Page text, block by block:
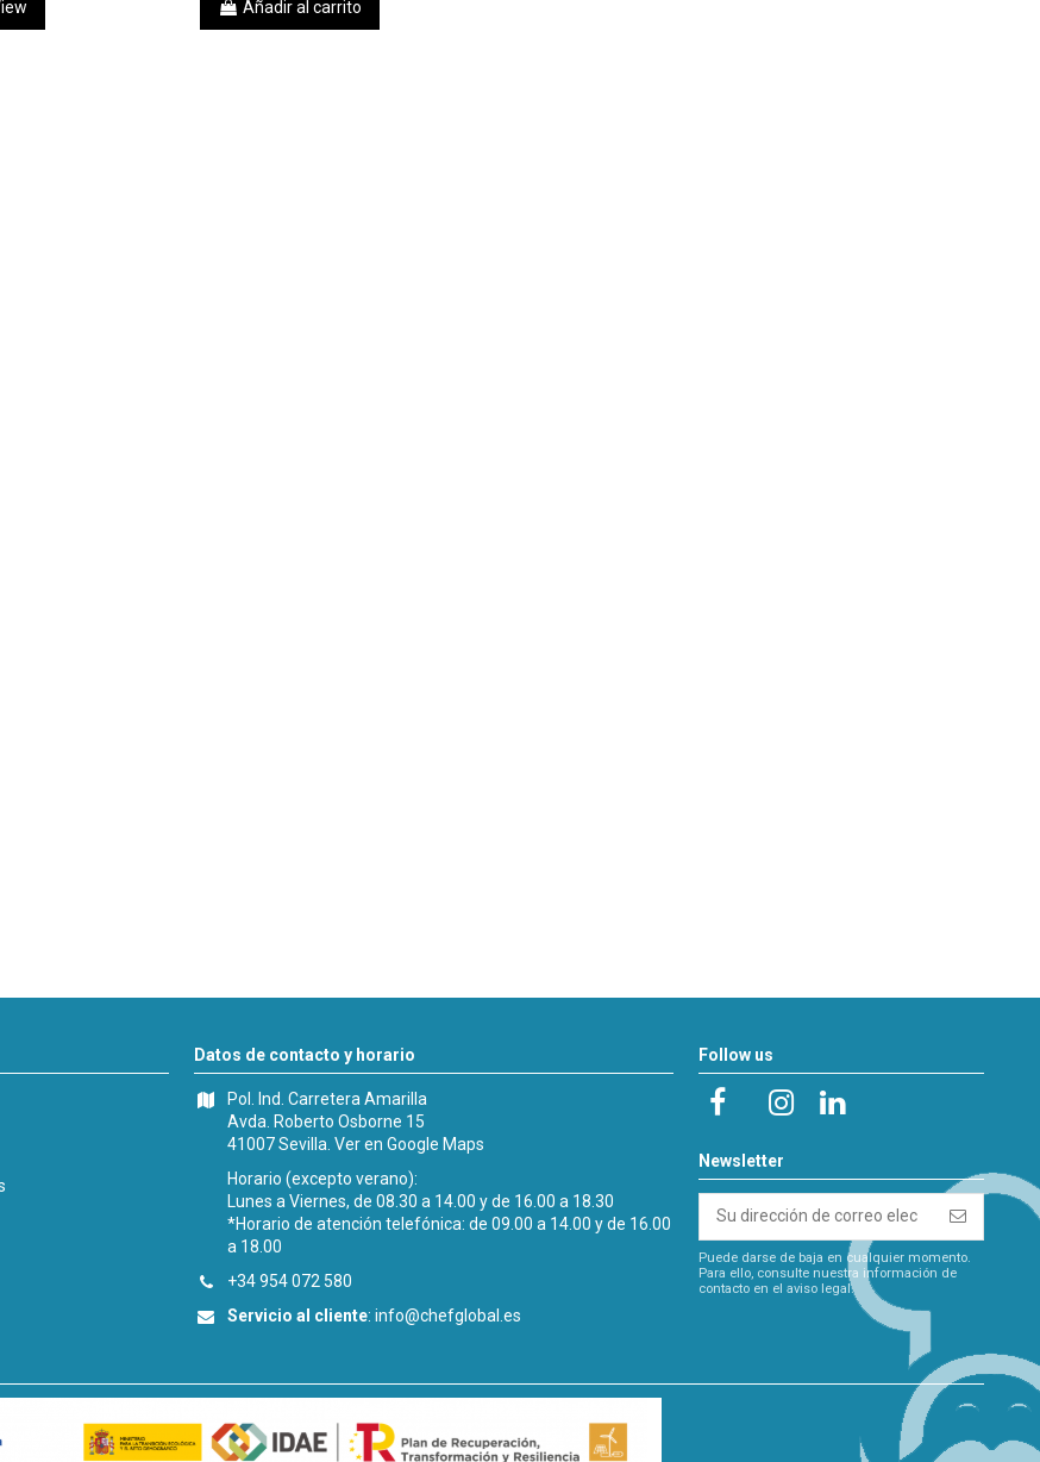
Añadir al carrito
Datos de contacto y horario
Pol. Ind. Carretera Amarilla
Avda. Roberto Osborne 15
41007 Sevilla.Ver en Google Maps
Horario (excepto verano):
Lunes a Viernes, de 08.30 a 14.00 y de 16.00 a 18.30
*Horario de atención telefónica: de 09.00 a 14.00 y de 16.00
a 18.00
+34 954 072 580
Servicio al cliente:info@chefglobal.es
Follow us
Newsletter
Puede darse de baja en cualquier momento.
Para ello, consulte nuestra información de
contacto en el aviso legal.